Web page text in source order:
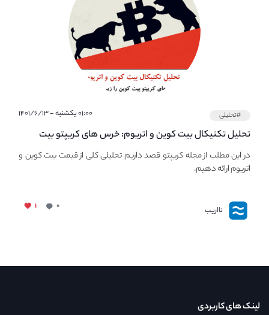
#تحلیلی ۰۱:۰۰ یکشنبه - ۱۴۰۱/۶/۱۳
تحلیل تکنیکال بیت کوین و اتریوم: خرس های کریپتو بیت
کوین را زیر ۳۰ هزار دلار نگه می‌دارند.
در این مطلب از مجله کریپتو قصد داریم تحلیلی کلی از قیمت بیت کوین و
اتریوم ارائه دهیم.
نااریب ۰ ۱
لینک های کاربردی